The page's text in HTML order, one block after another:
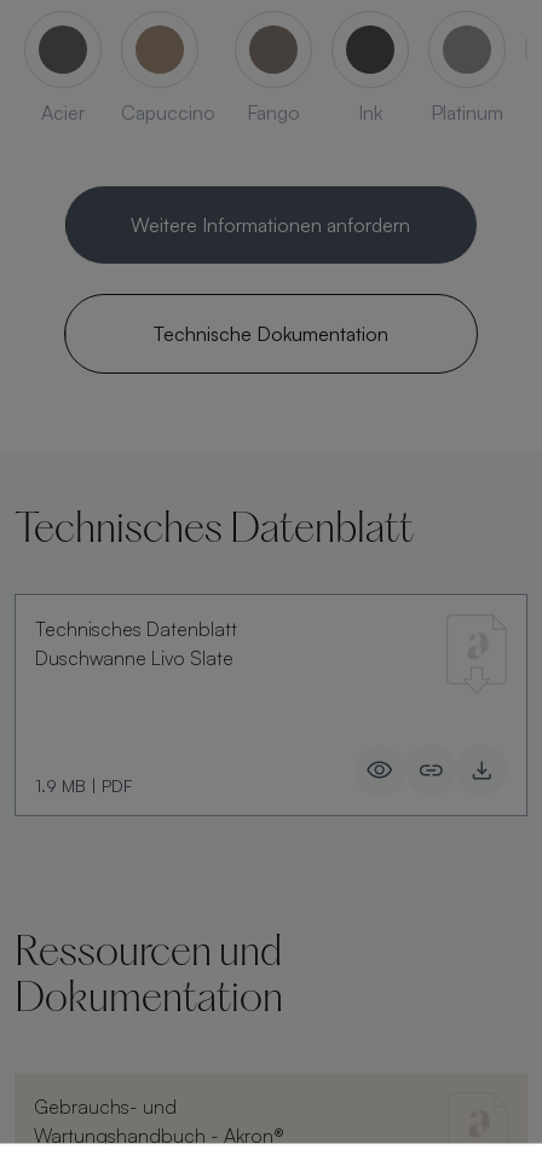
Acier Capuccino Fango Ink Platinum
Weitere Informationen anfordern
Technische Dokumentation
Technisches Datenblatt
Technisches Datenblatt
Duschwanne Livo Slate
1.9 MB | PDF
Ressourcen und
Dokumentation
Gebrauchs- und
Wartungshandbuch - Akron®